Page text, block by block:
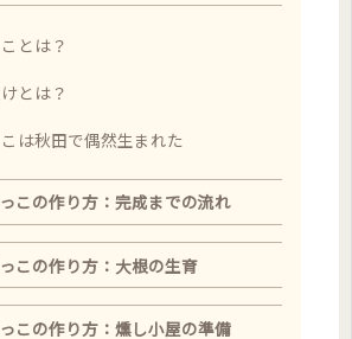
とは？
とは？
は秋田で偶然生まれた
この作り方：完成までの流れ
この作り方：大根の生育
この作り方：燻し小屋の準備